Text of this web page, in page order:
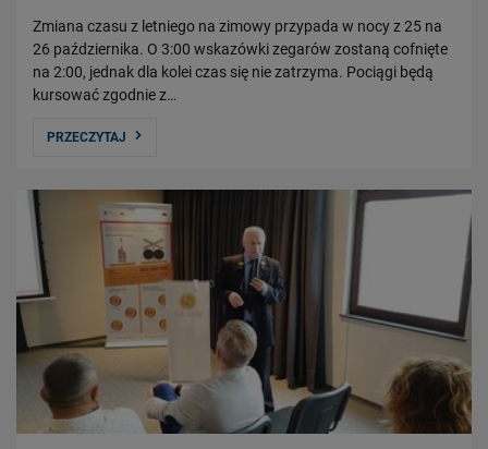
Zmiana czasu z letniego na zimowy przypada w nocy z 25 na
26 października. O 3:00 wskazówki zegarów zostaną cofnięte
na 2:00, jednak dla kolei czas się nie zatrzyma. Pociągi będą
kursować zgodnie z…
PRZECZYTAJ